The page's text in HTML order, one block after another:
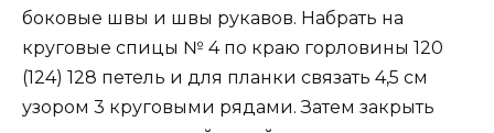
боковые швы и швы рукавов. Набрать на
круговые спицы № 4 по краю горловины 120
(124) 128 петель и для планки связать 4,5 см
узором 3 круговыми рядами. Затем закрыть